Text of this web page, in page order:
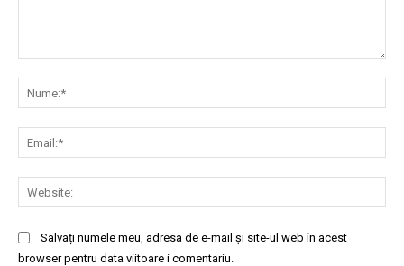
Salvați numele meu, adresa de e-mail și site-ul web în acest
browser pentru data viitoare i comentariu.